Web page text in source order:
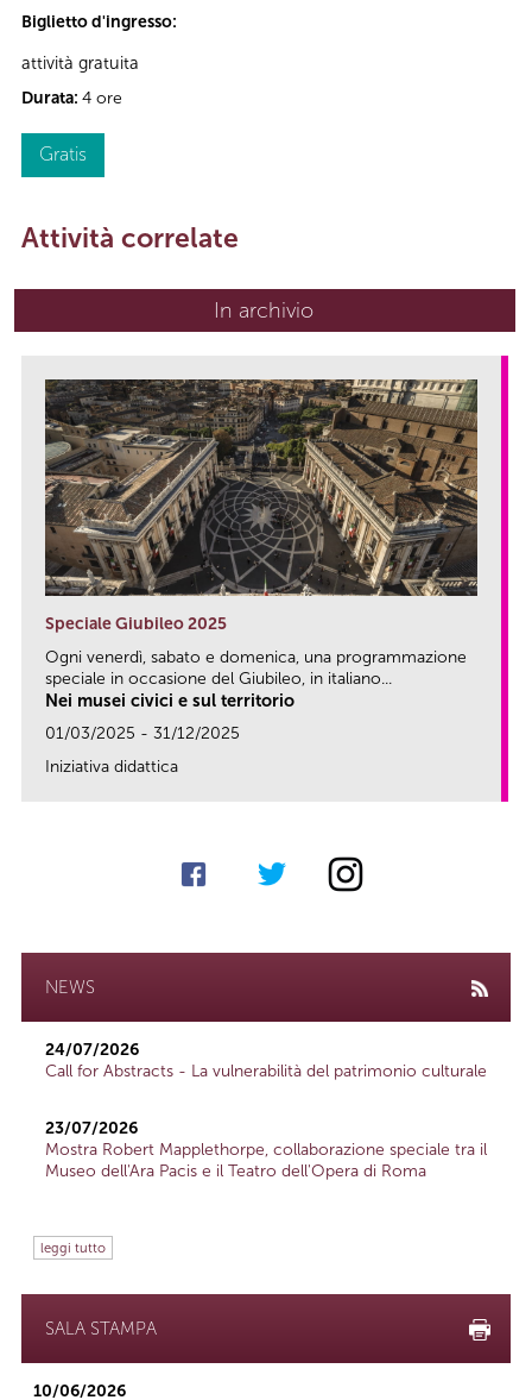
Biglietto d'ingresso:
attività gratuita
Durata: 4 ore
Gratis
Attività correlate
In archivio
Speciale Giubileo 2025
Ogni venerdì, sabato e domenica, una programmazione
speciale in occasione del Giubileo, in italiano...
Nei musei civici e sul territorio
01/03/2025 - 31/12/2025
Iniziativa didattica
NEWS
24/07/2026
Call for Abstracts - La vulnerabilità del patrimonio culturale
23/07/2026
Mostra Robert Mapplethorpe, collaborazione speciale tra il
Museo dell'Ara Pacis e il Teatro dell'Opera di Roma
leggi tutto
SALA STAMPA
10/06/2026